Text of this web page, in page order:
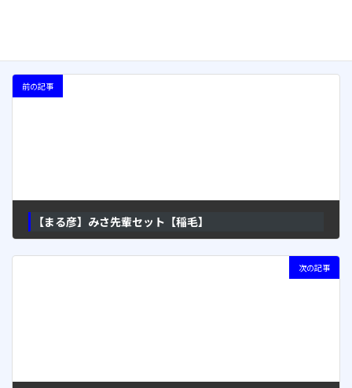
前の記事
【まる彦】みさ先輩セット【稲毛】
次の記事